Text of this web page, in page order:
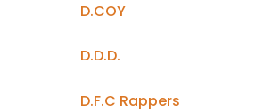
D.COY
D.D.D.
D.F.C Rappers